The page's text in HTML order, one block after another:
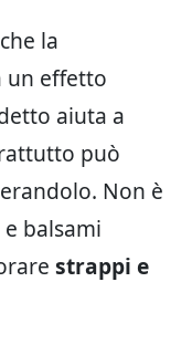
la
un effetto
aiuta a
può
Non è
balsami
strappi e